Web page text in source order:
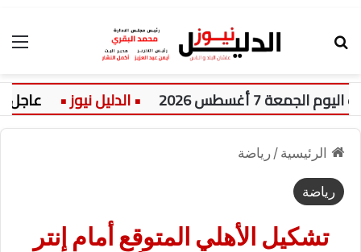
7 أغسطس 2026 عاجل:
الرئيسية / رياضة
رياضة
تشكيل الأهلي المتوقع أمام إنتر